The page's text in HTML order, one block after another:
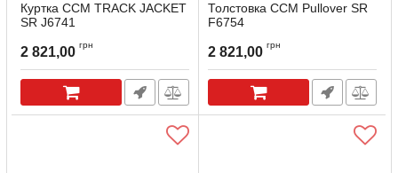
Куртка CCM TRACK JACKET
SR J6741
2 821,00 грн
Толстовка ССМ Pullover SR
F6754
2 821,00 грн